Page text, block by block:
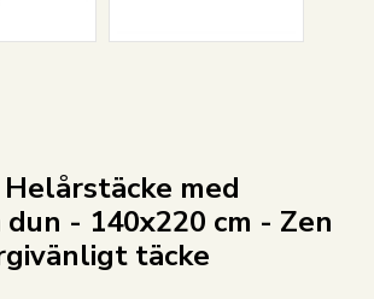
med
- 140x220 cm - Zen
täcke